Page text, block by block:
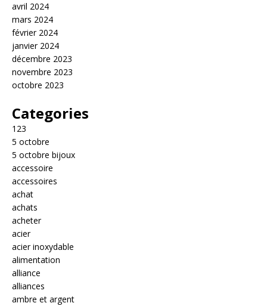
avril 2024
mars 2024
février 2024
janvier 2024
décembre 2023
novembre 2023
octobre 2023
Categories
123
5 octobre
5 octobre bijoux
accessoire
accessoires
achat
achats
acheter
acier
acier inoxydable
alimentation
alliance
alliances
ambre et argent